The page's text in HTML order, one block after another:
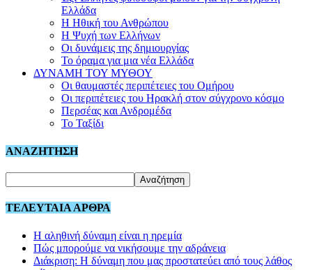
Ελλάδα
Η Ηθική του Ανθρώπου
Η Ψυχή των Ελλήνων
Οι δυνάμεις της δημιουργίας
Το όραμα για μια νέα Ελλάδα
ΔΥΝΑΜΗ ΤΟΥ ΜΥΘΟΥ
Οι θαυμαστές περιπέτειες του Ομήρου
Οι περιπέτειες του Ηρακλή στον σύγχρονο κόσμο
Περσέας και Ανδρομέδα
Το Ταξίδι
ΑΝΑΖΗΤΗΣΗ
ΤΕΛΕΥΤΑΙΑ ΑΡΘΡΑ
Η αληθινή δύναμη είναι η ηρεμία
Πώς μπορούμε να νικήσουμε την αδράνεια
Διάκριση: Η δύναμη που μας προστατεύει από τους λάθος